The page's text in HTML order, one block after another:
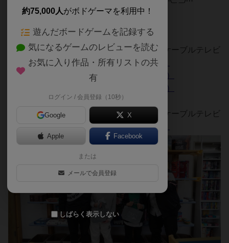
↓Youtube↓
兵庫県住みます芸人『モンスーン』 明石ケーブルテレビ
あかし歩きますーん（2025/1/1～1/12放送）
あかし歩きますーん（2025/1/13～1/19放送）
あかし歩きますーん（2025/1/20～1/26放送）
兵庫県住みます芸人『モンスーン』 明石ケーブルテレビ
あかし歩きますーん（2024/2/26～3/3放送）
約75,000人がボドゲーマを利用中！
遊んだボードゲームを記録する
気になるゲームのレビューを読む
お気に入り作品・所有リストの共
有
ログイン / 会員登録（10秒）
Google X
Apple Facebook
または
メールで会員登録
しばらく表示しない